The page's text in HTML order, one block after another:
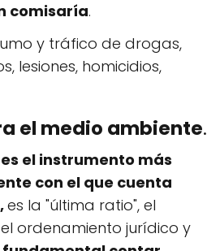
comisaría.
y tráfico de drogas,
lesiones, homicidios,
el medio ambiente.
el instrumento más
con el que cuenta
es la "última ratio", el
ordenamiento jurídico y